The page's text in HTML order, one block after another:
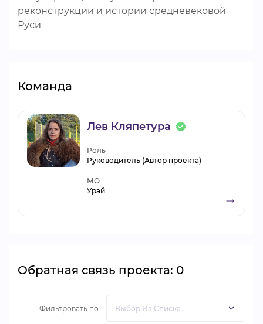
реконструкции и истории средневековой
Руси
Команда
Лев Кляпетура
Роль
Руководитель (Автор проекта)
МО
Урай
Обратная связь проекта: 0
Фильтровать по: